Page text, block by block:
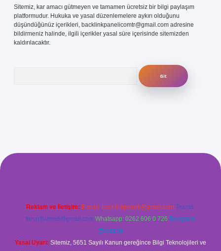
Sitemiz, kar amacı gütmeyen ve tamamen ücretsiz bir bilgi paylaşım
platformudur. Hukuka ve yasal düzenlemelere aykırı olduğunu
düşündüğünüz içerikleri, backlinkpanelicomtr@gmail.com adresine
bildirmeniz halinde, ilgili içerikler yasal süre içerisinde sitemizden
kaldırılacaktır.
Reklam ve İletişim: E-mail: backlinkpaneli@gmail.com Teams:
forumhizmeti@gmail.com Whatsapp: 0262 606 0 726 Telegram:
@karabul
Yasal Uyarı: Sitemiz, 5651 Sayılı Kanun gereğince Bilgi Teknolojileri ve